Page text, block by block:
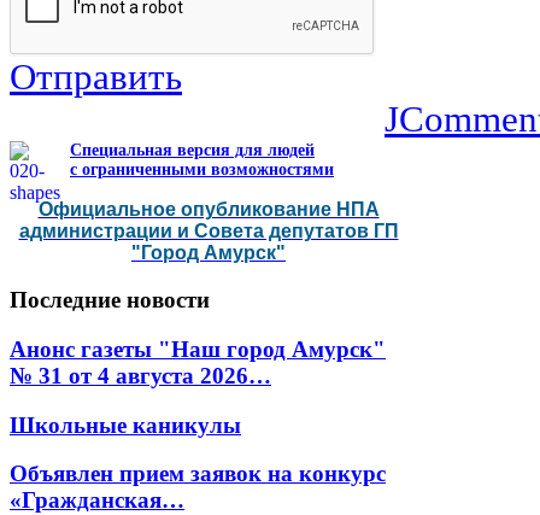
Отправить
Специальная версия для людей
с ограниченными возможностями
Официальное опубликование НПА
администрации и Совета депутатов ГП
"Город Амурск"
Последние новости
Анонс газеты "Наш город Амурск"
№ 31 от 4 августа 2026…
Школьные каникулы
Объявлен прием заявок на конкурс
«Гражданская…